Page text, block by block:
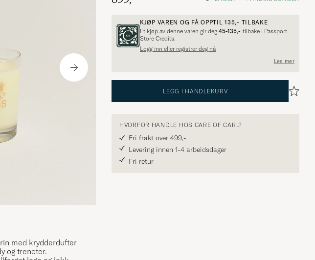
Flere alternativer?
KJØP VAREN OG FÅ OPPTIL135,- TILBAKE
Et kjøp av denne varen gir deg 45-135,- tilbake i Passport
Store Credits.
Logg inn eller registrer deg nå
Les mer
LEGG I HANDLEKURV
HVORFOR HANDLE HOS CARE OF CARL?
Fri frakt over 499,-
Levering innen 1-4 arbeidsdager
Fri retur
med krydderdufter
og trenoter.